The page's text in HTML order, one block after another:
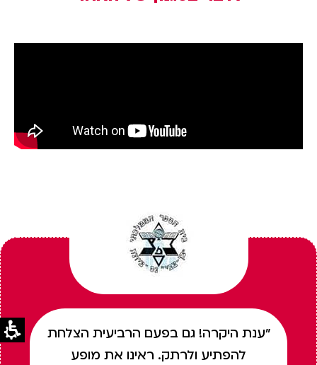
"ענת היקרה! גם בפעם הרביעית הצלחת
להפתיע ולרתק. ראינו את מופע